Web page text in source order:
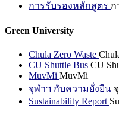
การรับรองหลักสูตร ก
Green University
Chula Zero Waste
CU Shuttle Bus CU
MuvMi MuvMi
จุฬาฯ กับความยั่งยืน
Sustainability Report